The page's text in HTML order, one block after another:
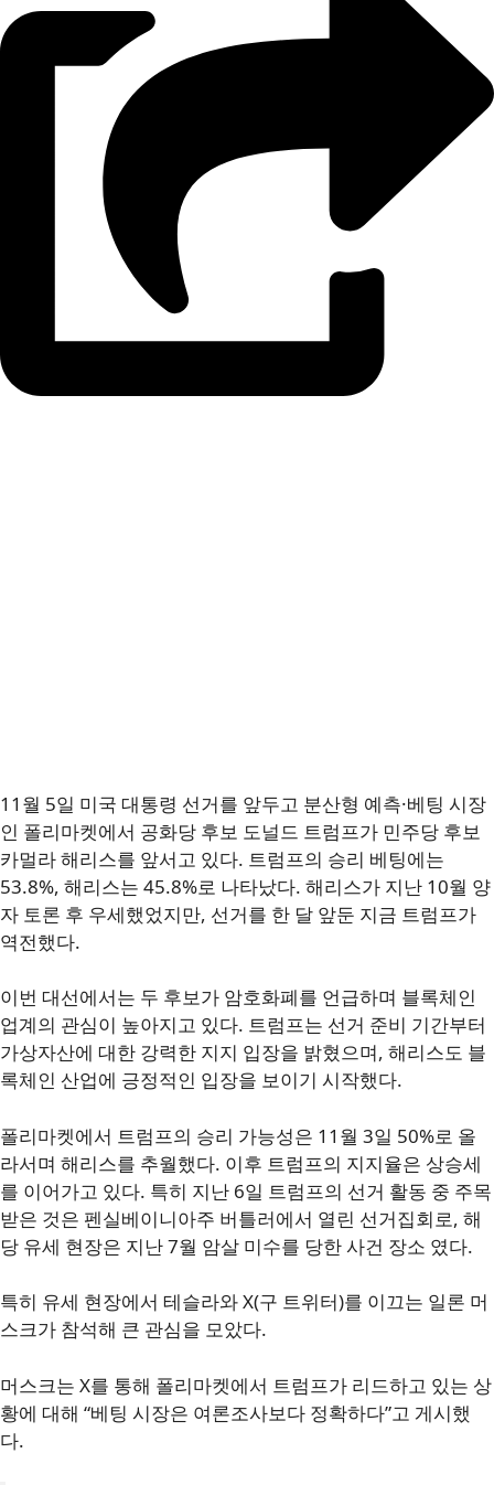
11월 5일 미국 대통령 선거를 앞두고 분산형 예측·베팅 시장
인 폴리마켓에서 공화당 후보 도널드 트럼프가 민주당 후보
카멀라 해리스를 앞서고 있다. 트럼프의 승리 베팅에는
53.8%, 해리스는 45.8%로 나타났다. 해리스가 지난 10월 양
자 토론 후 우세했었지만, 선거를 한 달 앞둔 지금 트럼프가
역전했다.
이번 대선에서는 두 후보가 암호화폐를 언급하며 블록체인
업계의 관심이 높아지고 있다. 트럼프는 선거 준비 기간부터
가상자산에 대한 강력한 지지 입장을 밝혔으며, 해리스도 블
록체인 산업에 긍정적인 입장을 보이기 시작했다.
폴리마켓에서 트럼프의 승리 가능성은 11월 3일 50%로 올
라서며 해리스를 추월했다. 이후 트럼프의 지지율은 상승세
를 이어가고 있다. 특히 지난 6일 트럼프의 선거 활동 중 주목
받은 것은 펜실베이니아주 버틀러에서 열린 선거집회로, 해
당 유세 현장은 지난 7월 암살 미수를 당한 사건 장소 였다.
특히 유세 현장에서 테슬라와 X(구 트위터)를 이끄는 일론 머
스크가 참석해 큰 관심을 모았다.
머스크는 X를 통해 폴리마켓에서 트럼프가 리드하고 있는 상
황에 대해 “베팅 시장은 여론조사보다 정확하다”고 게시했
다.